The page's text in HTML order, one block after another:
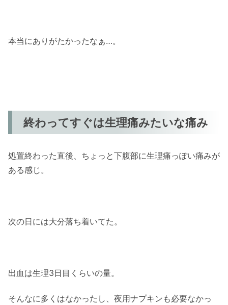
本当にありがたかったなぁ…。
終わってすぐは生理痛みたいな痛み
処置終わった直後、ちょっと下腹部に生理痛っぽい痛みが
ある感じ。
次の日には大分落ち着いてた。
出血は生理3日目くらいの量。
そんなに多くはなかったし、夜用ナプキンも必要なかっ